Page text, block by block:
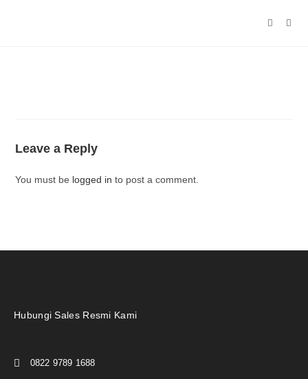
Leave a Reply
You must be logged in to post a comment.
Hubungi Sales Resmi Kami
0822 9789 1688